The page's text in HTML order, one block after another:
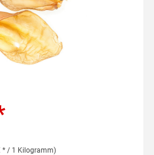
* / 1 Kilogramm)